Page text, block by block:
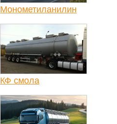
Монометиланилин
КФ смола